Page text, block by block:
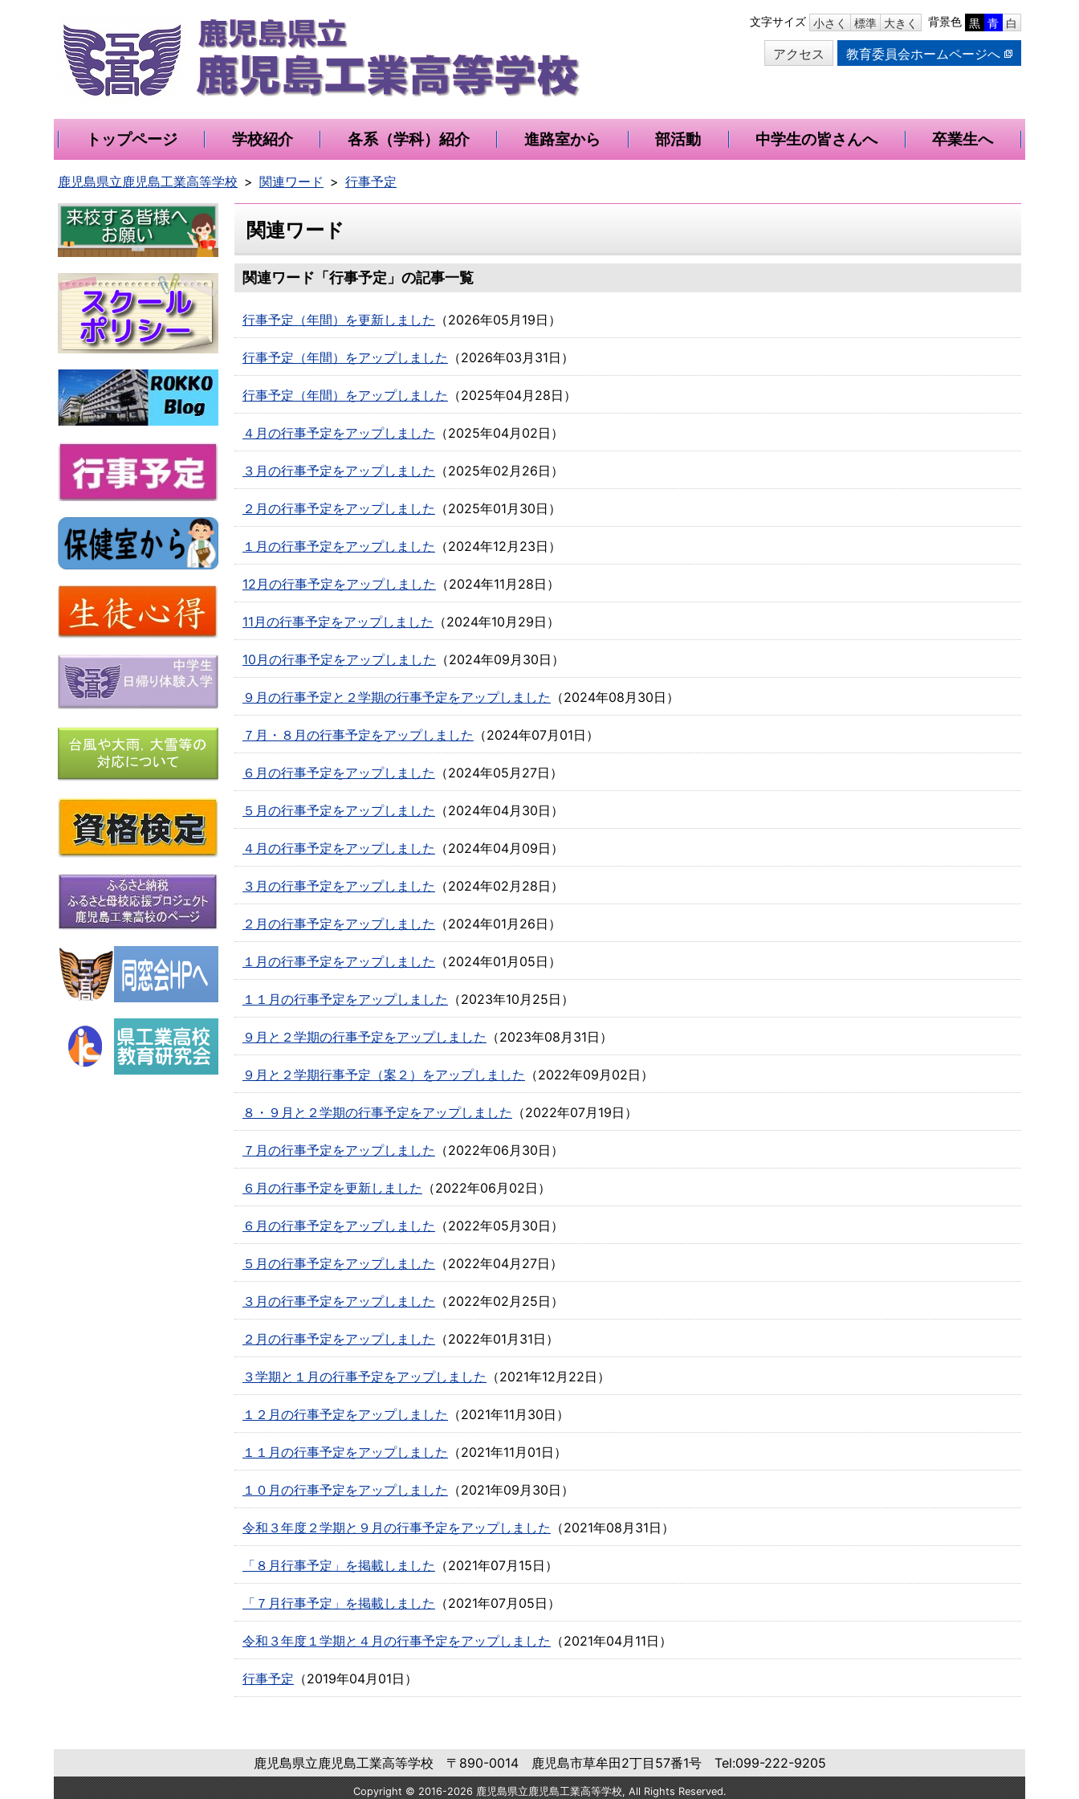
本
文字サイズ 小さく 標準 大きく 背景色 黒 青 白
アクセス 教育委員会ホームページへ
トップページ 学校紹介 各系（学科）紹介 進路室から 部活動 中学生の皆さんへ 卒業生へ
鹿児島県立鹿児島工業高等学校 関連ワード 行事予定
関連ワード
関連ワード「行事予定」の記事一覧
行事予定（年間）を更新しました （2026年05月19日 ）
行事予定（年間）をアップしました （2026年03月31日 ）
行事予定（年間）をアップしました （2025年04月28日 ）
４月の行事予定をアップしました （2025年04月02日 ）
３月の行事予定をアップしました （2025年02月26日 ）
２月の行事予定をアップしました （2025年01月30日 ）
１月の行事予定をアップしました （2024年12月23日 ）
12月の行事予定をアップしました （2024年11月28日 ）
11月の行事予定をアップしました （2024年10月29日 ）
10月の行事予定をアップしました （2024年09月30日 ）
９月の行事予定と２学期の行事予定をアップしました （2024年08月30日 ）
７月・８月の行事予定をアップしました （2024年07月01日 ）
６月の行事予定をアップしました （2024年05月27日 ）
５月の行事予定をアップしました （2024年04月30日 ）
４月の行事予定をアップしました （2024年04月09日 ）
３月の行事予定をアップしました （2024年02月28日 ）
２月の行事予定をアップしました （2024年01月26日 ）
１月の行事予定をアップしました （2024年01月05日 ）
１１月の行事予定をアップしました （2023年10月25日 ）
９月と２学期の行事予定をアップしました （2023年08月31日 ）
９月と２学期行事予定（案２）をアップしました （2022年09月02日 ）
８・９月と２学期の行事予定をアップしました （2022年07月19日 ）
７月の行事予定をアップしました （2022年06月30日 ）
６月の行事予定を更新しました （2022年06月02日 ）
６月の行事予定をアップしました （2022年05月30日 ）
５月の行事予定をアップしました （2022年04月27日 ）
３月の行事予定をアップしました （2022年02月25日 ）
２月の行事予定をアップしました （2022年01月31日 ）
３学期と１月の行事予定をアップしました （2021年12月22日 ）
１２月の行事予定をアップしました （2021年11月30日 ）
１１月の行事予定をアップしました （2021年11月01日 ）
１０月の行事予定をアップしました （2021年09月30日 ）
令和３年度２学期と９月の行事予定をアップしました （2021年08月31日 ）
「８月行事予定」を掲載しました （2021年07月15日 ）
「７月行事予定」を掲載しました （2021年07月05日 ）
令和３年度１学期と４月の行事予定をアップしました （2021年04月11日 ）
行事予定 （2019年04月01日 ）
鹿児島県立鹿児島工業高等学校 〒890-0014 鹿児島市草牟田2丁目57番1号 Tel:099-222-9205
Copyright © 2016-2026 鹿児島県立鹿児島工業高等学校, All Rights Reserved.